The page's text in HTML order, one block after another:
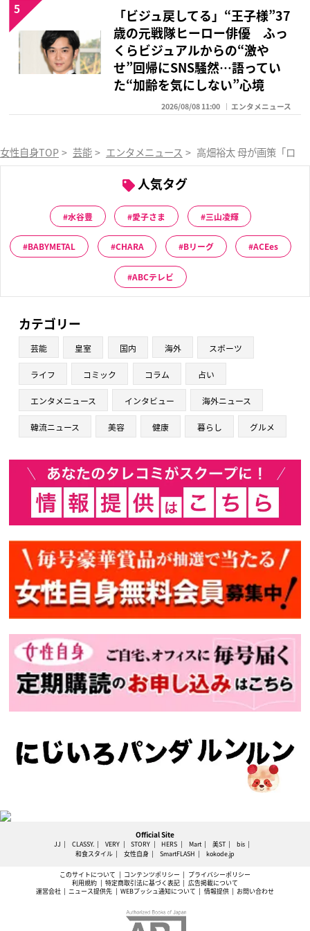
「ビジュ戻してる」“王子様”37
歳の元戦隊ヒーロー俳優 ふっ
くらビジュアルからの“激や
せ”回帰にSNS騒然…語ってい
た“加齢を気にしない”心境
2026/08/08 11:00 エンタメニュース
5
女性自身TOP > 芸能 > エンタメニュース > 高畑裕太 母が画策「ロ
人気タグ
水谷豊 愛子さま 三山凌輝
BABYMETAL CHARA Bリーグ ACEes
ABCテレビ
カテゴリー
芸能 皇室 国内 海外 スポーツ
ライフ コミック コラム 占い
エンタメニュース インタビュー 海外ニュース
韓流ニュース 美容 健康 暮らし グルメ
Official Site
JJ CLASSY. VERY STORY HERS Mart 美ST
bis
和食スタイル
女性自身 SmartFLASH kokode.jp
このサイトについて コンテンツポリシー
プライバシーポリシー
利用規約
特定商取引法に基づく表記
広告掲載について
運営会社
ニュース提供先 WEBプッシュ通知について 情報提供 お問い合わせ